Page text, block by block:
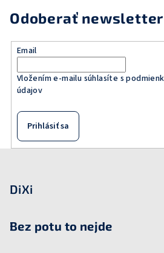
Odoberať newsletter
Email
Vložením e-mailu súhlasíte s
údajov
Prihlásiť sa
DiXi
Bez potu to nejde